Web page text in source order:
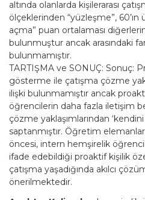
altında olanlarda kişilerarası
ölçeklerinden “yüzleşme”,
açma” puan ortalaması
bulunmuştur ancak arasındaki
bulunmamıştır.
TARTIŞMA ve SONUÇ: Sonuç:
gösterme ile çatışma çözme
ilişki bulunmamıştır ancak
öğrencilerin daha fazla iletişim
çözme yaklaşımlarından ‘kendini
saptanmıştır. Öğretim
öncesi, intern hemşirelik
ifade edebildiği proaktif kişilik
çatışma yaşadığında akılcı
önerilmektedir.